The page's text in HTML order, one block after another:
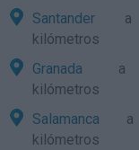
Santander a
kilómetros
Granada a
kilómetros
Salamanca a
kilómetros